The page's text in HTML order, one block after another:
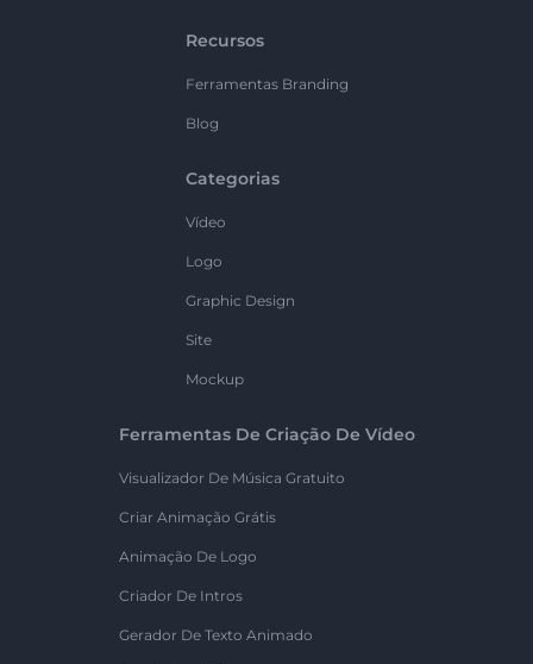
Recursos
Ferramentas Branding
Blog
Categorias
Vídeo
Logo
Graphic Design
Site
Mockup
Ferramentas De Criação De Vídeo
Visualizador De Música Gratuito
Criar Animação Grátis
Animação De Logo
Criador De Intros
Gerador De Texto Animado